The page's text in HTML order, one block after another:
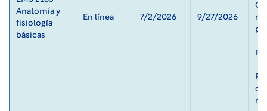
Anatomía y
fisiología
básicas
En línea 7/2/2026 9/27/2026
de